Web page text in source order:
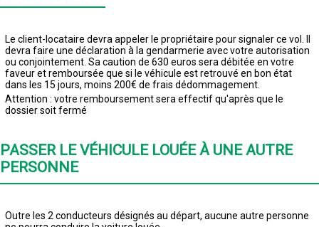
Le client-locataire devra appeler le propriétaire pour signaler ce vol. Il
devra faire une déclaration à la gendarmerie avec votre autorisation
ou conjointement. Sa caution de 630 euros sera débitée en votre
faveur et remboursée que si le véhicule est retrouvé en bon état
dans les 15 jours, moins 200€ de frais dédommagement.
Attention : votre remboursement sera effectif qu'après que le
dossier soit fermé
PASSER LE VÉHICULE LOUÉE À UNE AUTRE
PERSONNE
Outre les 2 conducteurs désignés au départ, aucune autre personne